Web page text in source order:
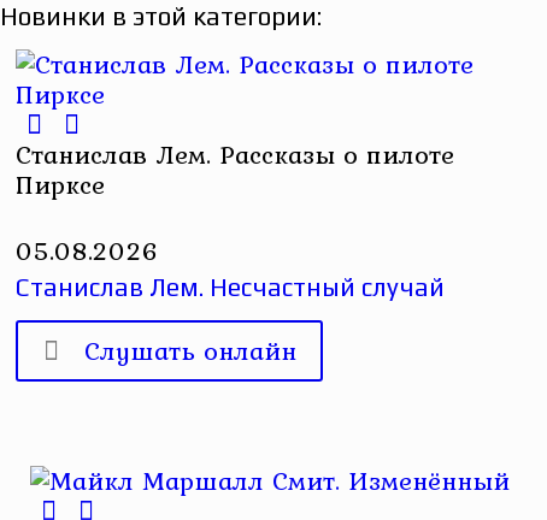
Новинки в этой категории:
Станислав Лем. Рассказы о пилоте
Пирксе
05.08.2026
Станислав Лем. Несчастный случай
Слушать онлайн